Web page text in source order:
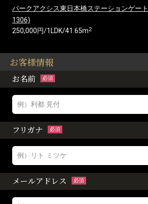
パークアクシス東日本橋ステーションゲー
1306)
250,000円/1LDK/41.65m2
お客様情報
お名前 必須
フリガナ 必須
メールアドレス 必須